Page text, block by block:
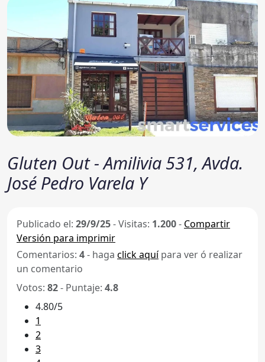
Gluten Out - Amilivia 531, Avda.
José Pedro Varela Y
Publicado el: 29/9/25-Visitas: 1.200- Compartir
Versión para imprimir
Comentarios: 4- haga click aquípara ver ó realizar
un comentario
Votos: 82- Puntaje: 4.8
4.80/5
1
2
3